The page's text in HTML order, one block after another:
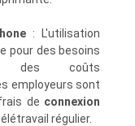
: L'utilisation
pour des besoins
des coûts
employeurs sont
de connexion
régulier.